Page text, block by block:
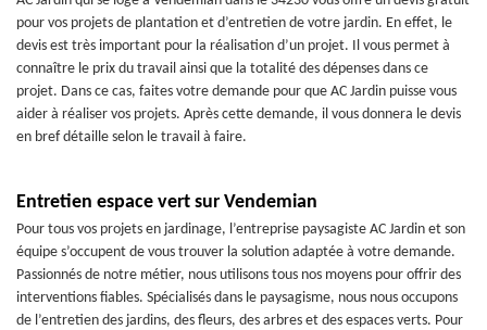
pour vos projets de plantation et d’entretien de votre jardin. En effet, le
devis est très important pour la réalisation d’un projet. Il vous permet à
connaître le prix du travail ainsi que la totalité des dépenses dans ce
projet. Dans ce cas, faites votre demande pour que AC Jardin puisse vous
aider à réaliser vos projets. Après cette demande, il vous donnera le devis
en bref détaille selon le travail à faire.
Entretien espace vert sur Vendemian
Pour tous vos projets en jardinage, l’entreprise paysagiste AC Jardin et son
équipe s’occupent de vous trouver la solution adaptée à votre demande.
Passionnés de notre métier, nous utilisons tous nos moyens pour offrir des
interventions fiables. Spécialisés dans le paysagisme, nous nous occupons
de l’entretien des jardins, des fleurs, des arbres et des espaces verts. Pour